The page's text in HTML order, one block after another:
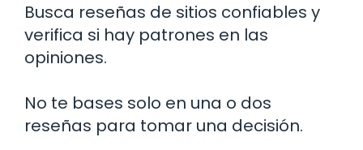
Busca reseñas de sitios confiables y
verifica si hay patrones en las
opiniones.
No te bases solo en una o dos
reseñas para tomar una decisión.